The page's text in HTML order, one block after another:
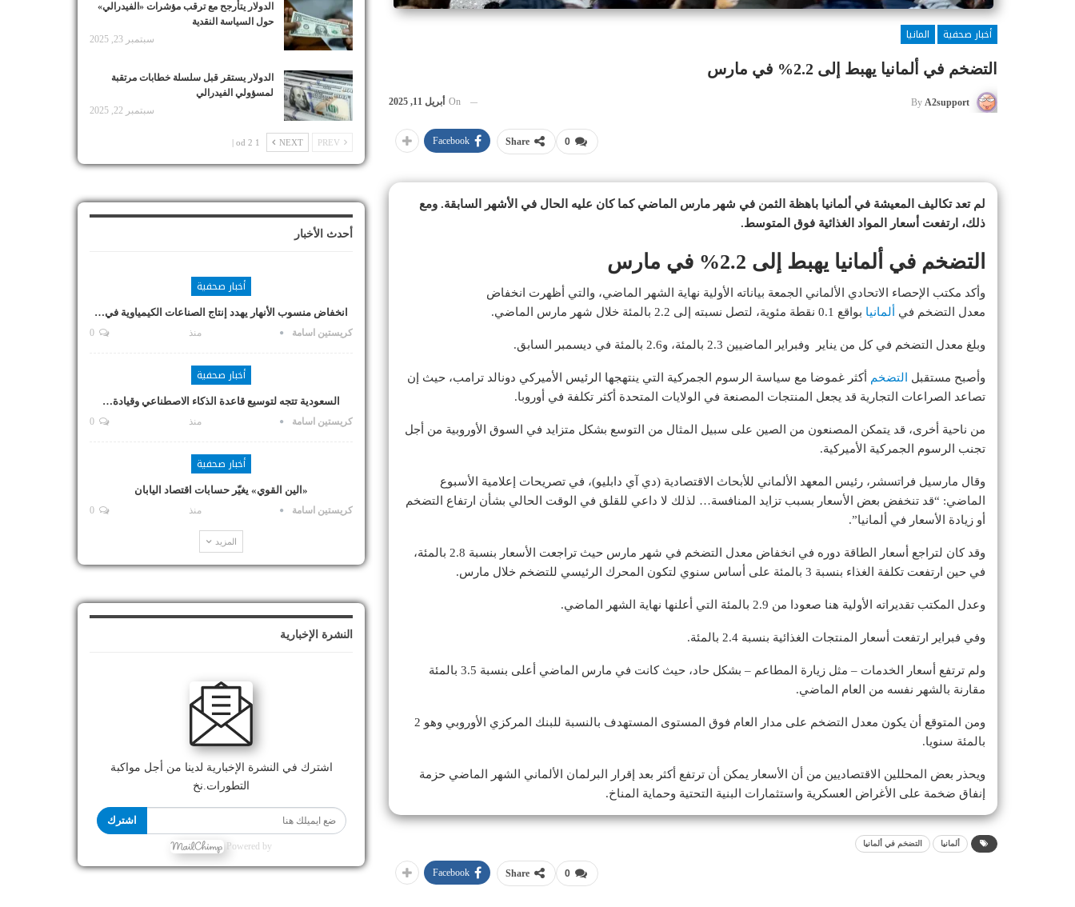
أخبار صحفية
المانيا
التضخم في ألمانيا يهبط إلى 2.2% في مارس
By A2support
On أبريل 11, 2025
0
Share
Facebook
لم تعد تكاليف المعيشة في ألمانيا باهظة الثمن في شهر مارس الماضي كما كان عليه الحال في الأشهر السابقة. ومع
ذلك، ارتفعت أسعار المواد الغذائية فوق المتوسط.
التضخم في ألمانيا يهبط إلى 2.2% في مارس
وأكد مكتب الإحصاء الاتحادي الألماني الجمعة بياناته الأولية نهاية الشهر الماضي، والتي أظهرت انخفاض
معدل التضخم في
ألمانيا بواقع 0.1 نقطة مئوية، لتصل نسبته إلى 2.2 بالمئة خلال شهر مارس الماضي.
وبلغ معدل التضخم في كل من يناير وفبراير الماضيين 2.3 بالمئة، و2.6 بالمئة في ديسمبر السابق.
وأصبح مستقبل التضخم أكثر غموضا مع سياسة الرسوم الجمركية التي ينتهجها الرئيس الأميركي دونالد ترامب، حيث إن
تصاعد الصراعات التجارية قد يجعل المنتجات المصنعة في الولايات المتحدة أكثر تكلفة في أوروبا.
من ناحية أخرى، قد يتمكن المصنعون من الصين على سبيل المثال من التوسع بشكل متزايد في السوق الأوروبية من أجل
تجنب الرسوم الجمركية الأميركية.
وقال مارسيل فراتسشر، رئيس المعهد الألماني للأبحاث الاقتصادية (دي آي دابليو)، في تصريحات إعلامية الأسبوع
الماضي: “قد تنخفض بعض الأسعار بسبب تزايد المنافسة… لذلك لا داعي للقلق في الوقت الحالي بشأن ارتفاع التضخم
أو زيادة الأسعار في ألمانيا”.
وقد كان لتراجع أسعار الطاقة دوره في انخفاض معدل التضخم في شهر مارس حيث تراجعت الأسعار بنسبة 2.8 بالمئة،
في حين ارتفعت تكلفة الغذاء بنسبة 3 بالمئة على أساس سنوي لتكون المحرك الرئيسي للتضخم خلال مارس.
وعدل المكتب تقديراته الأولية هنا صعودا من 2.9 بالمئة التي أعلنها نهاية الشهر الماضي.
وفي فبراير ارتفعت أسعار المنتجات الغذائية بنسبة 2.4 بالمئة.
ولم ترتفع أسعار الخدمات – مثل زيارة المطاعم – بشكل حاد، حيث كانت في مارس الماضي أعلى بنسبة 3.5 بالمئة
مقارنة بالشهر نفسه من العام الماضي.
ومن المتوقع أن يكون معدل التضخم على مدار العام فوق المستوى المستهدف بالنسبة للبنك المركزي الأوروبي وهو 2
بالمئة سنويا.
ويحذر بعض المحللين الاقتصاديين من أن الأسعار يمكن أن ترتفع أكثر بعد إقرار البرلمان الألماني الشهر الماضي حزمة
إنفاق ضخمة على الأغراض العسكرية واستثمارات البنية التحتية وحماية المناخ.
ألمانيا التضخم في ألمانيا
0
Share
Facebook
الدولار يتأرجح مع ترقب مؤشرات «الفيدرالي»
حول السياسة النقدية
سبتمبر 23, 2025
الدولار يستقر قبل سلسلة خطابات مرتقبة
لمسؤولي الفيدرالي
سبتمبر 22, 2025
NEXT
1 od 2 |
أحدث الأخبار
أخبار صحفية
انخفاض منسوب الأنهار يهدد إنتاج الصناعات الكيمياوية في…
كريستين اسامة منذ
أخبار صحفية
السعودية تتجه لتوسيع قاعدة الذكاء الاصطناعي وقيادة…
كريستين اسامة منذ
أخبار صحفية
«الين القوي» يغيّر حسابات اقتصاد اليابان
كريستين اسامة منذ
المزيد
النشرة الإخبارية
اشترك في النشرة الإخبارية لدينا من أجل مواكبة
التطورات.نخ
اشترك
Powered by